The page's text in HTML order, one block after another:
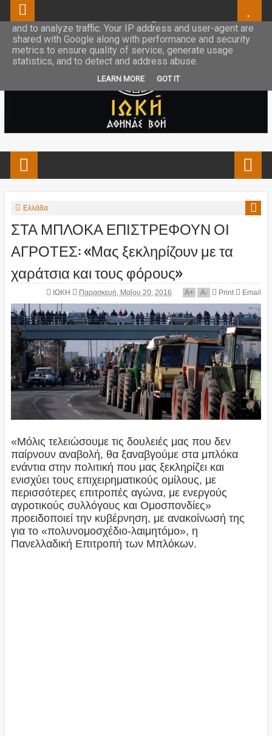
Ελλάδα
ΣΤΑ ΜΠΛΟΚΑ ΕΠΙΣΤΡΕΦΟΥΝ ΟΙ
ΑΓΡΟΤΕΣ: «Μας ξεκληρίζουν με τα
χαράτσια και τους φόρους»
ΙΩΚΗ Παρασκευή, Μαΐου 20, 2016 A+ A- Print Email
«Μόλις τελειώσουμε τις δουλειές μας που δεν
παίρνουν αναβολή, θα ξαναβγούμε στα μπλόκα
ενάντια στην πολιτική που μας ξεκληρίζει και
ενισχύει τους επιχειρηματικούς ομίλους, με
περισσότερες επιτροπές αγώνα, με ενεργούς
αγροτικούς συλλόγους και Ομοσπονδίες»
προειδοποιεί την κυβέρνηση, με ανακοίνωσή της
για το «πολυνομοσχέδιο-λαιμητόμο», η
Πανελλαδική Επιτροπή των Μπλόκων.
This site uses cookies from Google to deliver its services
and to analyze traffic. Your IP address and user-agent are
shared with Google along with performance and security
metrics to ensure quality of service, generate usage
statistics, and to detect and address abuse.
LEARN MORE GOT IT